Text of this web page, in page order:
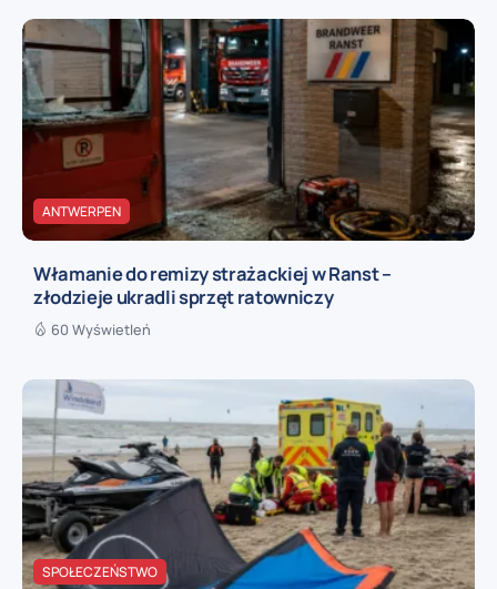
ANTWERPEN
Włamanie do remizy strażackiej w Ranst –
złodzieje ukradli sprzęt ratowniczy
60 Wyświetleń
SPOŁECZEŃSTWO